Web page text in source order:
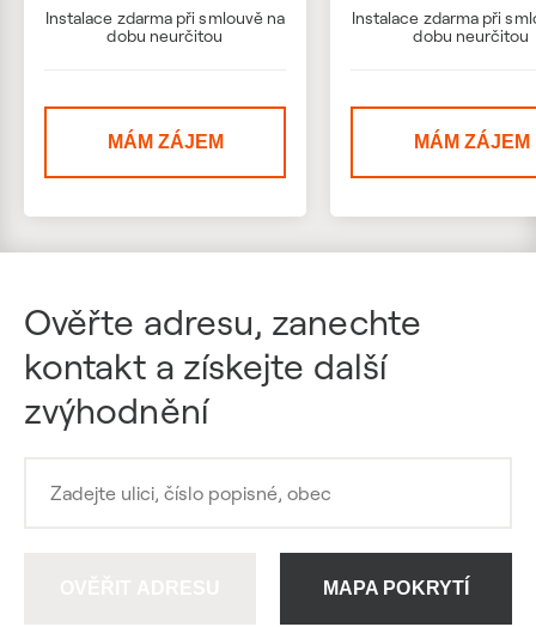
Instalace zdarma při smlouvě na
dobu neurčitou
MÁM ZÁJEM
Instalace zdarma při
dobu neurčitou
MÁM ZÁJEM
Ověřte adresu, zanechte
kontakt a získejte další
zvýhodnění
MAPA POKRYTÍ